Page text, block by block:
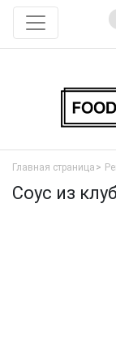
Главная страница
Соус из